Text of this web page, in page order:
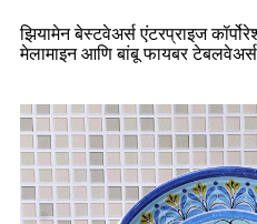
झियामेन बेस्टवेअर्स एंटरप्राइज
मेलामाइन आणि बांबू फायबर